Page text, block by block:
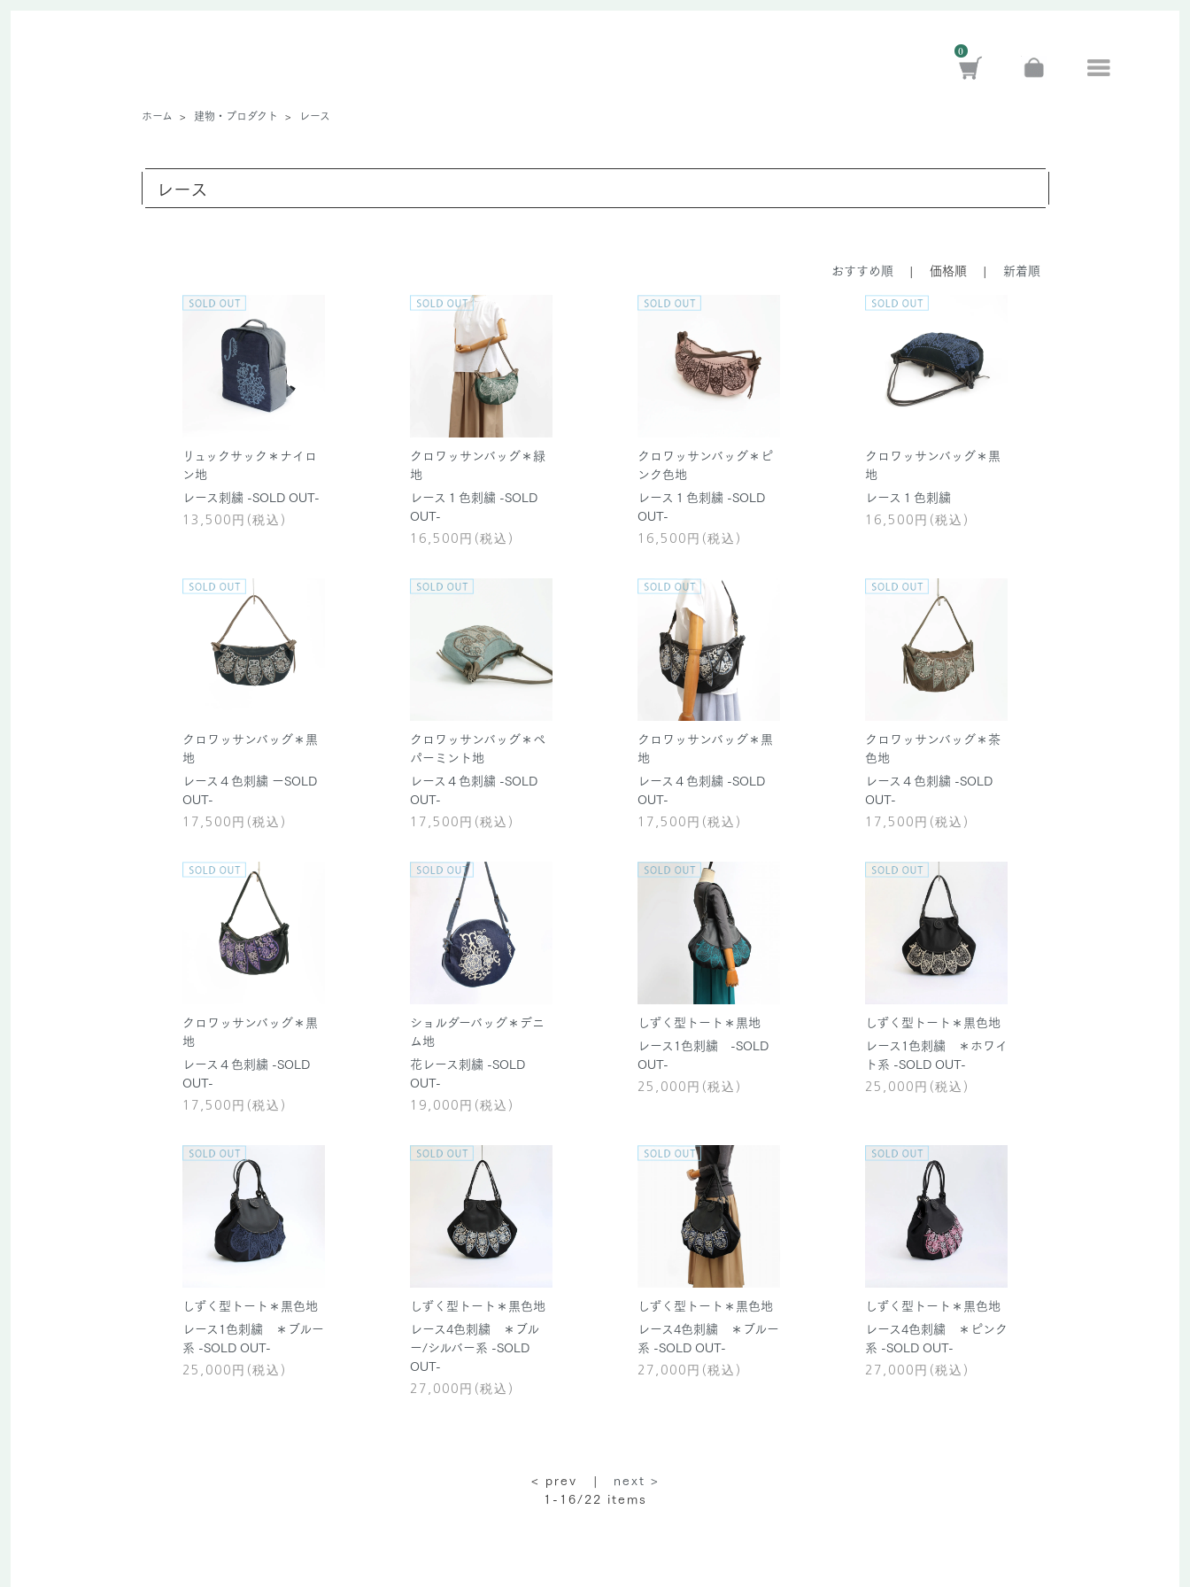
0
ホーム > 建物・プロダクト > レース
レース
おすすめ順 | 価格順 | 新着順
リュックサック＊ナイロ
ン地
レース刺繍 -SOLD OUT-
13,500円(税込)
クロワッサンバッグ＊緑
地
レース１色刺繍 -SOLD
OUT-
16,500円(税込)
クロワッサンバッグ＊ピ
ンク色地
レース１色刺繍 -SOLD
OUT-
16,500円(税込)
クロワッサンバッグ＊黒
地
レース１色刺繍
16,500円(税込)
クロワッサンバッグ＊黒
地
レース４色刺繍 ーSOLD
OUT-
17,500円(税込)
クロワッサンバッグ＊ペ
パーミント地
レース４色刺繍 -SOLD
OUT-
17,500円(税込)
クロワッサンバッグ＊黒
地
レース４色刺繍 -SOLD
OUT-
17,500円(税込)
クロワッサンバッグ＊茶
色地
レース４色刺繍 -SOLD
OUT-
17,500円(税込)
クロワッサンバッグ＊黒
地
レース４色刺繍 -SOLD
OUT-
17,500円(税込)
ショルダーバッグ＊デニ
ム地
花レース刺繍 -SOLD
OUT-
19,000円(税込)
しずく型トート＊黒地
レース1色刺繍 -SOLD
OUT-
25,000円(税込)
しずく型トート＊黒色地
レース1色刺繍 ＊ホワイ
ト系 -SOLD OUT-
25,000円(税込)
しずく型トート＊黒色地
レース1色刺繍 ＊ブルー
系 -SOLD OUT-
25,000円(税込)
しずく型トート＊黒色地
レース4色刺繍 ＊ブル
ー/シルバー系 -SOLD
OUT-
27,000円(税込)
しずく型トート＊黒色地
レース4色刺繍 ＊ブルー
系 -SOLD OUT-
27,000円(税込)
しずく型トート＊黒色地
レース4色刺繍 ＊ピンク
系 -SOLD OUT-
27,000円(税込)
< prev |
next >
1-16/22 items